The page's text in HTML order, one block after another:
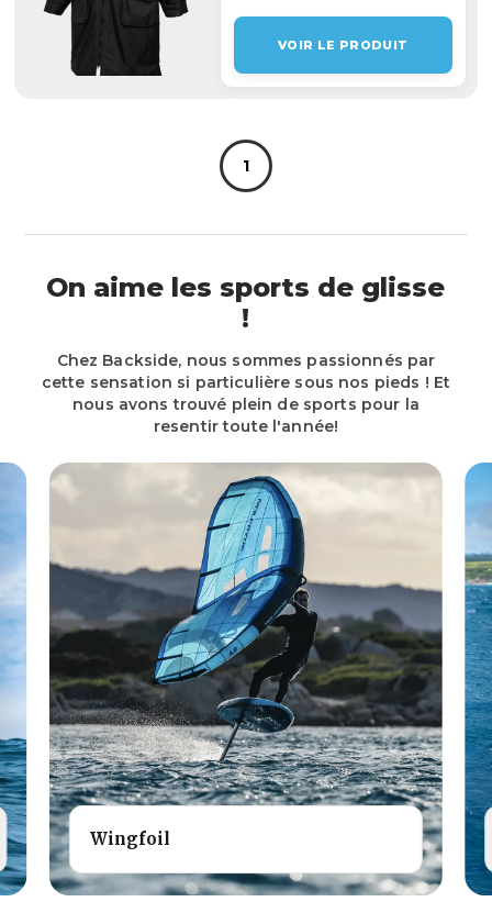
VOIR LE PRODUIT
1
On aime les sports de glisse
!
Chez Backside, nous sommes passionnés par
cette sensation si particulière sous nos pieds ! Et
nous avons trouvé plein de sports pour la
resentir toute l'année!
Wingfoil